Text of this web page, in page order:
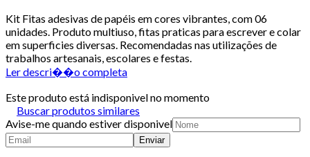
Kit Fitas adesivas de papéis em cores vibrantes, com 06
unidades. Produto multiuso, fitas praticas para escrever e colar
em superficies diversas. Recomendadas nas utilizações de
trabalhos artesanais, escolares e festas.
Ler descri��o completa
Este produto está indisponivel no momento
Buscar produtos similares
Avise-me quando estiver disponivel
Enviar